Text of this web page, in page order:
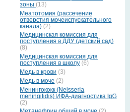
зоны (13)
Меатотомия (рассечение
отверстия мочеиспускательного
канала) (2)
Медицинская комиссия для
поступления в ДДУ (детский сад)
(8)
Медицинская комиссия для
поступления в школу (6)
Медь в крови (3)
Медь в моче (2)
Менингококк (Neisseria
meningitidis) ИФА-диагностика IgG
(2)